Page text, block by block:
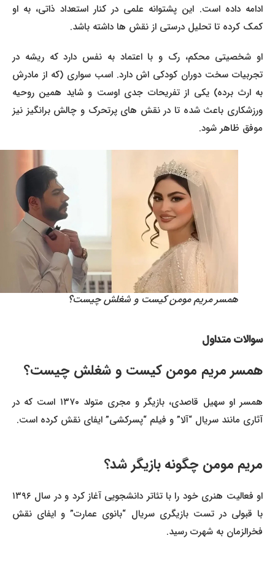
ادامه داده است. این پشتوانه علمی در کنار استعداد ذاتی، به او
کمک کرده تا تحلیل درستی از نقش ها داشته باشد.
او شخصیتی محکم، رک و با اعتماد به نفس دارد که ریشه در
تجربیات سخت دوران کودکی اش دارد. اسب سواری (که از مادرش
به ارث برده) یکی از تفریحات جدی اوست و شاید همین روحیه
ورزشکاری باعث شده تا در نقش های پرتحرک و چالش برانگیز نیز
موفق ظاهر شود.
همسر مریم مومن کیست و شغلش چیست؟
سوالات متداول
همسر مریم مومن کیست و شغلش چیست؟
همسر او سهیل قاصدی، بازیگر و مجری متولد ۱۳۷۰ است که در
آثاری مانند سریال “آلا” و فیلم “پسرکشی” ایفای نقش کرده است.
مریم مومن چگونه بازیگر شد؟
او فعالیت هنری خود را با تئاتر دانشجویی آغاز کرد و در سال ۱۳۹۶
با قبولی در تست بازیگری سریال “بانوی عمارت” و ایفای نقش
فخرالزمان به شهرت رسید.